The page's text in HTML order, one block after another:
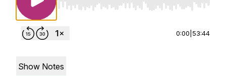
Use Left/Right to seek, Home/End to jump
0:00 53:44
Show Notes